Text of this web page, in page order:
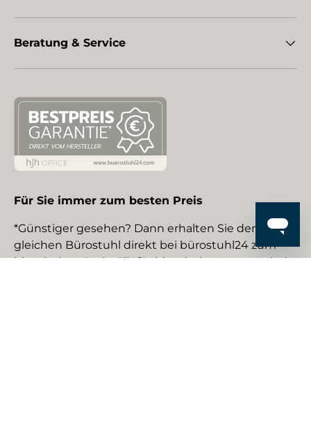
Beratung & Service
Für Sie immer zum besten Preis
*Günstiger gesehen? Dann erhalten Sie den
gleichen Bürostuhl direkt bei bürostuhl24 zum
identischen Preis. Gilt für identische Neuware bei